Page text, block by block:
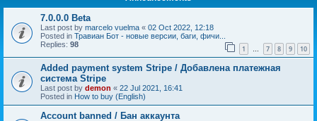
7.0.0.0 Beta
Last post by marcelo vuelma « 02 Oct 2022, 12:18
Posted in Травиан Бот - новые версии, баги, фичи...
Replies: 98 1 … 7 8 9 10
Added payment system Stripe / Добавлена платежная
система Stripe
Last post by demon « 22 Jul 2021, 16:41
Posted in How to buy (English)
Account banned / Бан аккаунта